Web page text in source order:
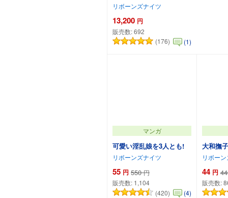
リボーンズナイツ
13,200 円
販売数:692
(176)
(1)
カートに追加
マンガ
可愛い淫乱娘を3人とも!
リボーンズナイツ
55 円 550 円
販売数: 1,104
(420)
(4)
大和撫
リボー
44 円
販売数: